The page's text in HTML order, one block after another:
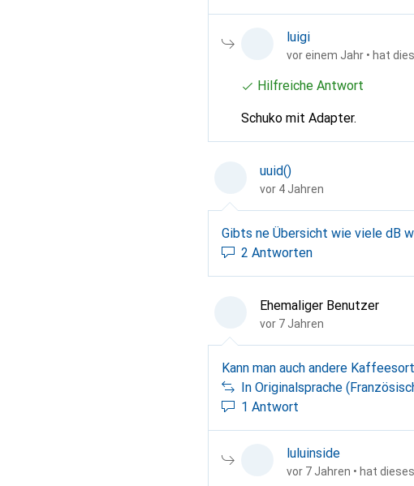
luigi
vor einem Jahr • hat
Hilfreiche Antwort
Schuko mit Adapter.
uuid()
vor 4 Jahren
Gibts ne Übersicht wie viele dB
2 Antworten
Ehemaliger Benutzer
vor 7 Jahren
Kann man auch andere
In Originalsprache
1 Antwort
luluinside
vor 7 Jahren • hat